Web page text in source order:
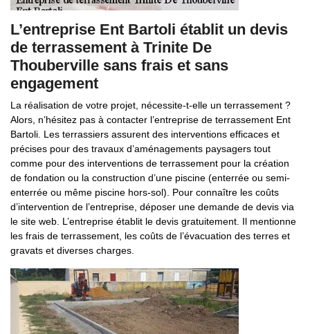
L’entreprise Ent Bartoli établit un devis
de terrassement à Trinite De
Thouberville sans frais et sans
engagement
La réalisation de votre projet, nécessite-t-elle un terrassement ?
Alors, n’hésitez pas à contacter l’entreprise de terrassement Ent
Bartoli. Les terrassiers assurent des interventions efficaces et
précises pour des travaux d’aménagements paysagers tout
comme pour des interventions de terrassement pour la création
de fondation ou la construction d’une piscine (enterrée ou semi-
enterrée ou même piscine hors-sol). Pour connaître les coûts
d’intervention de l’entreprise, déposer une demande de devis via
le site web. L’entreprise établit le devis gratuitement. Il mentionne
les frais de terrassement, les coûts de l’évacuation des terres et
gravats et diverses charges.